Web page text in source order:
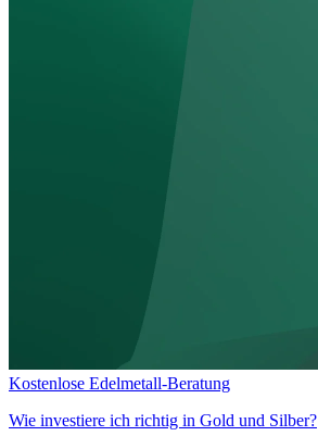
Kostenlose Edelmetall-Beratung
Wie investiere ich richtig in Gold und Silber?